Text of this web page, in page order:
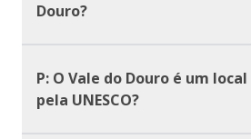
Douro?
P: O Vale do Douro é um
pela UNESCO?